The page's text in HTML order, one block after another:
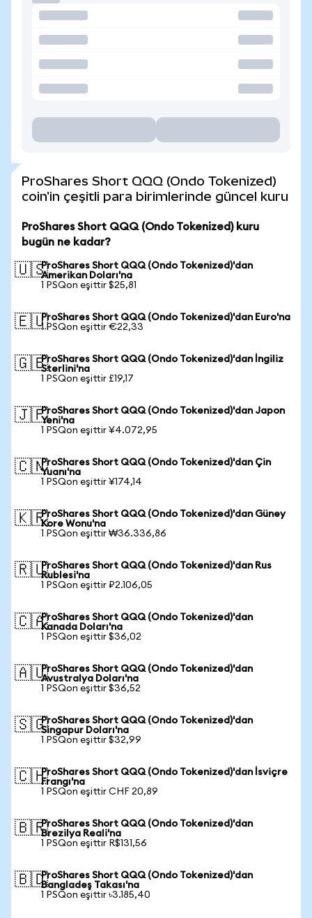
ProShares Short QQQ (Ondo Tokenized)
coin'in çeşitli para birimlerinde güncel kuru
ProShares Short QQQ (Ondo Tokenized) kuru
bugün ne kadar?
🇺🇸ProShares Short QQQ (Ondo Tokenized)'dan
Amerikan Doları'na
1 PSQon eşittir $25,81
🇪🇺ProShares Short QQQ (Ondo Tokenized)'dan Euro'na
1 PSQon eşittir €22,33
🇬🇧ProShares Short QQQ (Ondo Tokenized)'dan İngiliz
Sterlini'na
1 PSQon eşittir £19,17
🇯🇵ProShares Short QQQ (Ondo Tokenized)'dan Japon
Yeni'na
1 PSQon eşittir ¥4.072,95
🇨🇳ProShares Short QQQ (Ondo Tokenized)'dan Çin
Yuanı'na
1 PSQon eşittir ¥174,14
🇰🇷ProShares Short QQQ (Ondo Tokenized)'dan Güney
Kore Wonu'na
1 PSQon eşittir ₩36.336,86
🇷🇺ProShares Short QQQ (Ondo Tokenized)'dan Rus
Rublesi'na
1 PSQon eşittir ₽2.106,05
🇨🇦ProShares Short QQQ (Ondo Tokenized)'dan
Kanada Doları'na
1 PSQon eşittir $36,02
🇦🇺ProShares Short QQQ (Ondo Tokenized)'dan
Avustralya Doları'na
1 PSQon eşittir $36,52
🇸🇬ProShares Short QQQ (Ondo Tokenized)'dan
Singapur Doları'na
1 PSQon eşittir $32,99
🇨🇭ProShares Short QQQ (Ondo Tokenized)'dan İsviçre
Frangı'na
1 PSQon eşittir CHF 20,89
🇧🇷ProShares Short QQQ (Ondo Tokenized)'dan
Brezilya Reali'na
1 PSQon eşittir R$131,56
🇧🇩ProShares Short QQQ (Ondo Tokenized)'dan
Bangladeş Takası'na
1 PSQon eşittir ৳3.185,40